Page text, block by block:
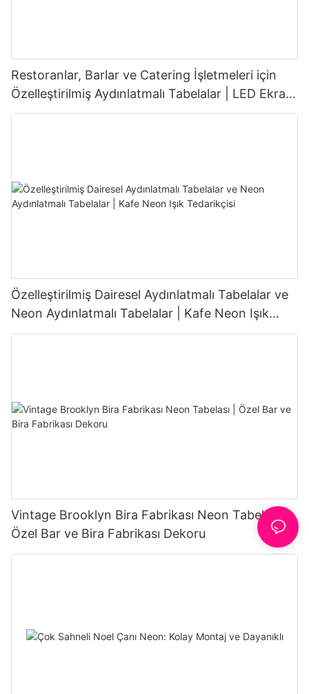
Restoranlar, Barlar ve Catering İşletmeleri için
Özelleştirilmiş Aydınlatmalı Tabelalar | LED Ekran
Tabela Üreticisi
Özelleştirilmiş Dairesel Aydınlatmalı Tabelalar ve
Neon Aydınlatmalı Tabelalar | Kafe Neon Işık
Tedarikçisi
Vintage Brooklyn Bira Fabrikası Neon Tabelası |
Özel Bar ve Bira Fabrikası Dekoru